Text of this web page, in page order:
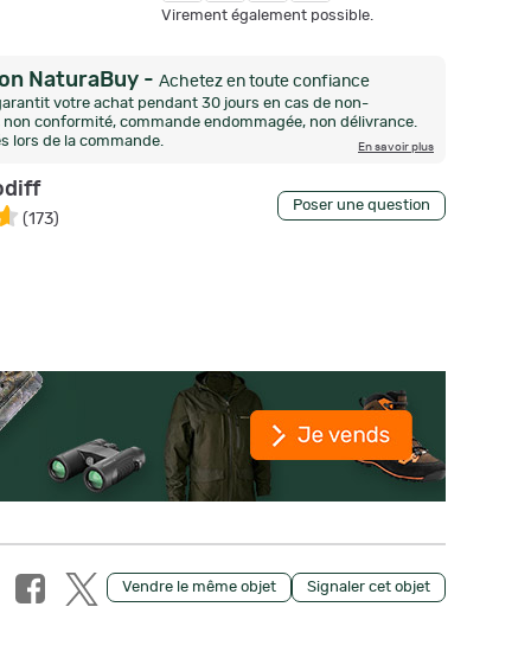
Virement également possible.
NaturaBuy - Achetez en toute confiance
votre achat pendant 30 jours en cas de non-
conformité, commande endommagée, non délivrance.
lors de la commande.
En savoir plus
(173)
Poser une question
Vendre le même objet Signaler cet objet